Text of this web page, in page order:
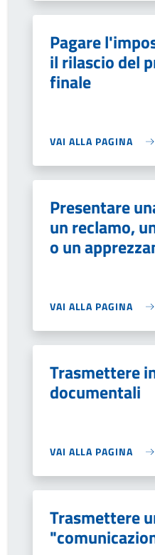
Pagare
il rilascio del
finale
VAI ALLA PAGINA
Presentare
un reclamo,
o un
VAI ALLA PAGINA
Trasmettere
documentali
VAI ALLA PAGINA
Trasmettere